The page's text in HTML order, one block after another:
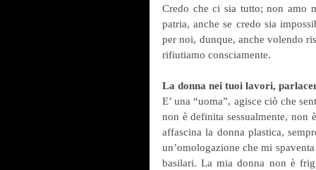
Credo che ci sia tutto; non amo
patria, anche se credo sia
per noi, dunque, anche volendo
rifiutiamo consciamente.
La donna nei tuoi lavori,
E’ una “uoma”, agisce ciò che
non è definita sessualmente, non
affascina la donna plastica,
un’omologazione che mi
basilari. La mia donna non è